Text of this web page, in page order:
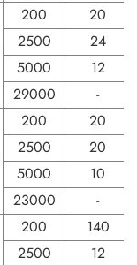
200
20
2500
24
5000
12
29000
-
200
20
2500
20
5000
10
23000
-
200
140
2500
12